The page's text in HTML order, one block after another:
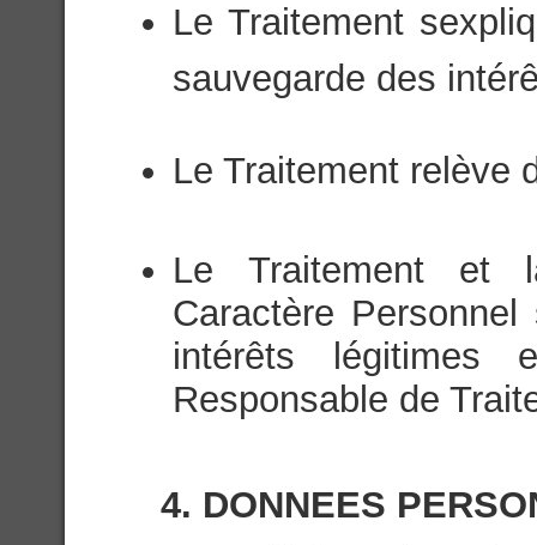
Le Traitement
sauvegarde des
Le Traitement relève
Le Traitement et
Caractère
intérêts légitimes
Responsable de
4. DONNEES